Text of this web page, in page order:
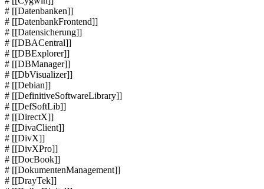
# [[Datenbanken]]
# [[DatenbankFrontend]]
# [[Datensicherung]]
# [[DBACentral]]
# [[DBExplorer]]
# [[DBManager]]
# [[DbVisualizer]]
# [[Debian]]
# [[DefinitiveSoftwareLibrary]]
# [[DefSoftLib]]
# [[DirectX]]
# [[DivaClient]]
# [[DivX]]
# [[DivXPro]]
# [[DocBook]]
# [[DokumentenManagement]]
# [[DrayTek]]